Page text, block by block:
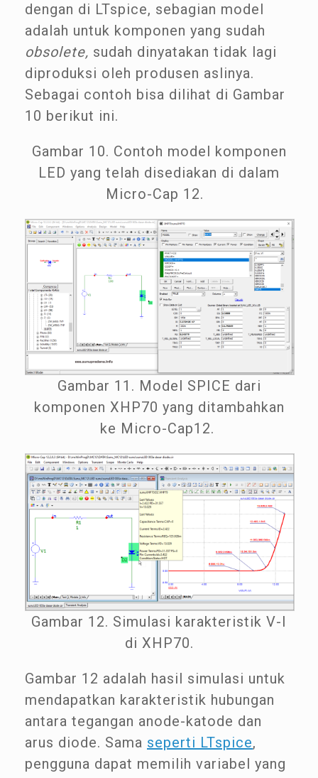
dengan di LTspice, sebagian model
adalah untuk komponen yang sudah
obsolete, sudah dinyatakan tidak lagi
diproduksi oleh produsen aslinya.
Sebagai contoh bisa dilihat di Gambar
10 berikut ini.
Gambar 10. Contoh model komponen
LED yang telah disediakan di dalam
Micro-Cap 12.
Gambar 11. Model SPICE dari
komponen XHP70 yang ditambahkan
ke Micro-Cap12.
Gambar 12. Simulasi karakteristik V-I
di XHP70.
Gambar 12 adalah hasil simulasi untuk
mendapatkan karakteristik hubungan
antara tegangan anode-katode dan
arus diode. Sama seperti LTspice,
pengguna dapat memilih variabel yang